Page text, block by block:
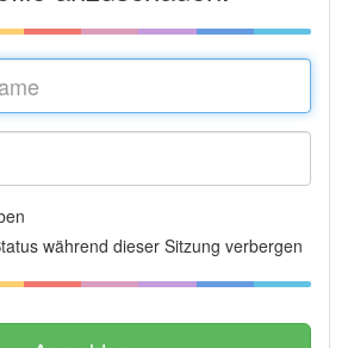
während dieser Sitzung verbergen